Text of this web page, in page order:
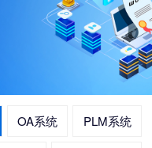
OA系统 PLM系统